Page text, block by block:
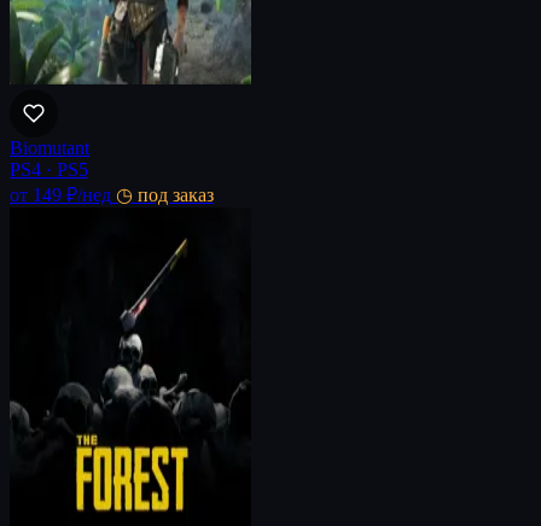
Biomutant
PS4 · PS5
от 149 ₽/нед ◷ под заказ